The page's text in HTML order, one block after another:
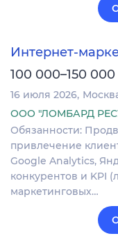
Интернет-
100 000–150 000
16 июля 2026
ООО "ЛОМБАРД
Обязанности:
привлечение
Google Analytics,
конкурентов и KPI
маркетинговых…